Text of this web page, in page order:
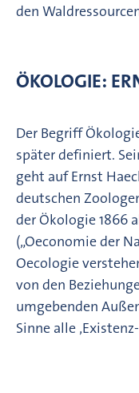
den
ÖKOLOGIE:
Der Begriff
später definiert.
geht auf Ernst
deutschen
der Ökologie 1866
(„Oeconomie der
Oecologie
von den
umgebenden
Sinne alle